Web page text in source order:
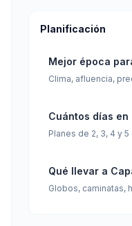
Planificación
Mejor época
Clima, afluencia,
Cuántos días en
Planes de 2, 3, 4 y 5
Qué llevar a
Globos, caminatas,